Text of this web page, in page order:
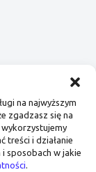
na najwyższym
zgadzasz się na
treści i działanie
sposobach w jakie
.